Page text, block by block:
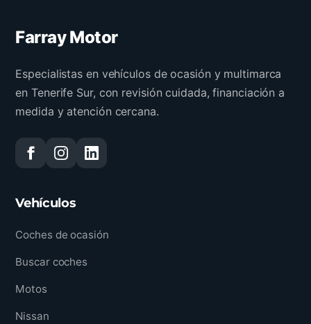
Farray Motor
Especialistas en vehículos de ocasión y multimarca
en Tenerife Sur, con revisión cuidada, financiación a
medida y atención cercana.
Vehículos
Coches de ocasión
Buscar coches
Motos
Nissan